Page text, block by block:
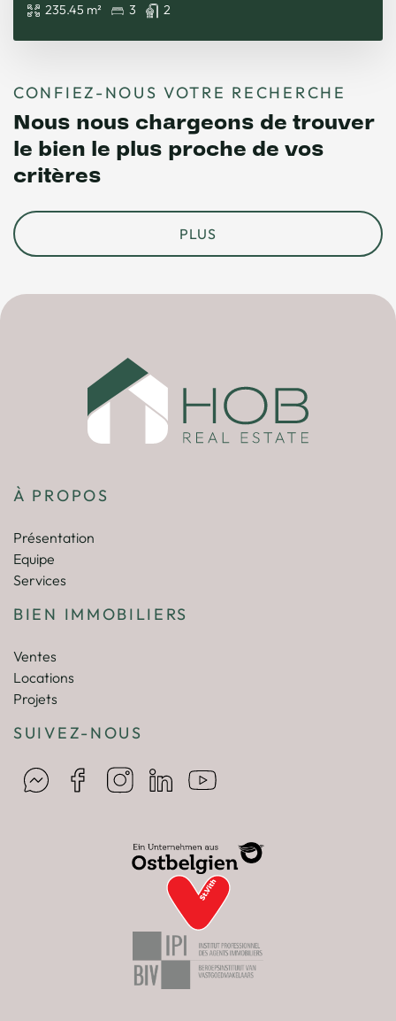
235.45 m² 3 2
CONFIEZ-NOUS VOTRE RECHERCHE
Nous nous chargeons de trouver
le bien le plus proche de vos
critères
PLUS
À PROPOS
Présentation
Equipe
Services
BIEN IMMOBILIERS
Ventes
Locations
Projets
SUIVEZ-NOUS